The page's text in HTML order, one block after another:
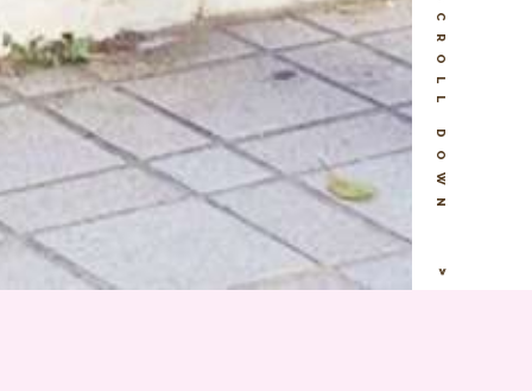
SCROLL DOWN